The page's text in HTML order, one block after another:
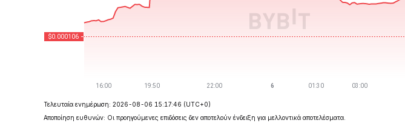
Τελευταία ενημέρωση: 2026-08-06 15:17:46 (UTC+0)
Αποποίηση ευθυνών: Οι προηγούμενες επιδόσεις δεν αποτελούν ένδειξη για μελλοντικά αποτελέσματα.